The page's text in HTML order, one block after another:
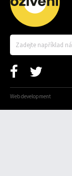
Web development